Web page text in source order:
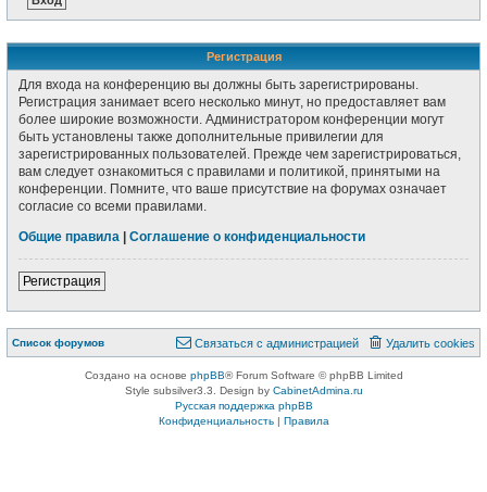
Регистрация
Для входа на конференцию вы должны быть зарегистрированы.
Регистрация занимает всего несколько минут, но предоставляет вам
более широкие возможности. Администратором конференции могут
быть установлены также дополнительные привилегии для
зарегистрированных пользователей. Прежде чем зарегистрироваться,
вам следует ознакомиться с правилами и политикой, принятыми на
конференции. Помните, что ваше присутствие на форумах означает
согласие со всеми правилами.
Общие правила | Соглашение о конфиденциальности
Регистрация
Список форумов Удалить cookies
Связаться с
Связаться с администрацией
Создано на основе phpBB® Forum Software © phpBB Limited
Style subsilver3.3. Design by CabinetAdmina.ru
Русская поддержка phpBB
Конфиденциальность| Правила